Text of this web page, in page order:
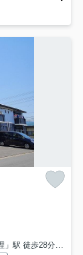
」駅 徒歩28分